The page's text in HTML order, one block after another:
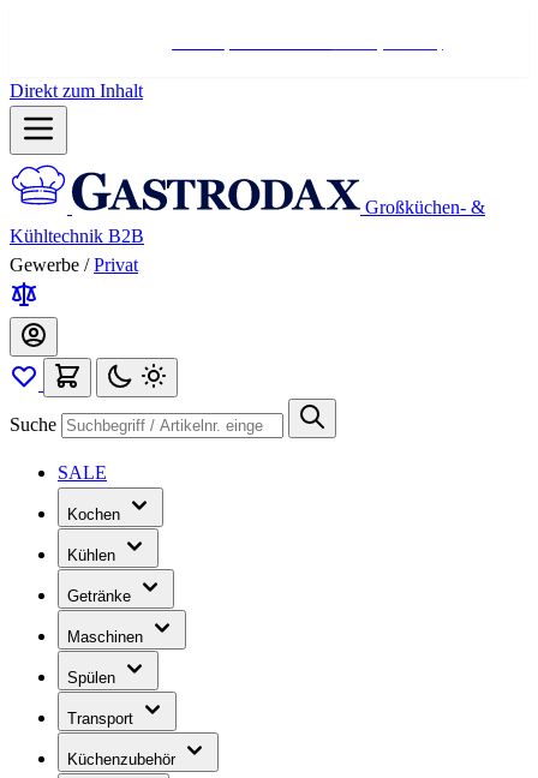
Direkt zum Inhalt
Großküchen- &
Kühltechnik B2B
Gewerbe / Privat
Suche
SALE
Kochen
Kühlen
Getränke
Maschinen
Spülen
Transport
Küchenzubehör